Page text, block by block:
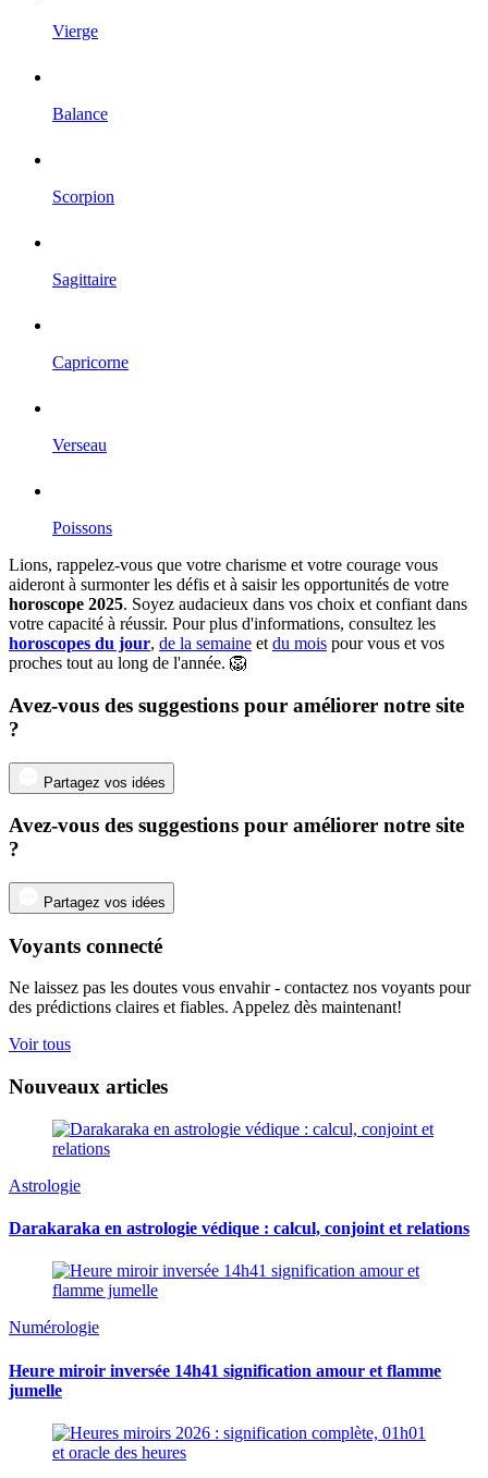
Vierge
Balance
Scorpion
Sagittaire
Capricorne
Verseau
Poissons
Lions, rappelez-vous que votre charisme et votre courage vous
aideront à surmonter les défis et à saisir les opportunités de votre
horoscope 2025. Soyez audacieux dans vos choix et confiant dans
votre capacité à réussir. Pour plus d'informations, consultez les
horoscopes du jour, de la semaine et du mois pour vous et vos
proches tout au long de l'année. 🦁
Avez-vous des suggestions pour améliorer notre site
?
Partagez vos idées
Avez-vous des suggestions pour améliorer notre site
?
Partagez vos idées
Voyants connecté
Ne laissez pas les doutes vous envahir - contactez nos voyants pour
des prédictions claires et fiables. Appelez dès maintenant!
Voir tous
Nouveaux articles
Astrologie
Darakaraka en astrologie védique : calcul, conjoint et relations
Numérologie
Heure miroir inversée 14h41 signification amour et flamme
jumelle